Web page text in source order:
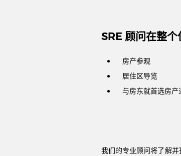
SRE 顾问在整
房产参观
居住区导览
与房东就首选房产
我们的专业顾问将了解